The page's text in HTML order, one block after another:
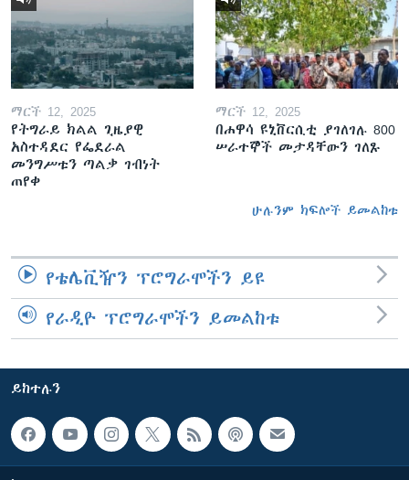
ማርች 12, 2025
የትግራይ ክልል ጊዜያዊ
አስተዳደር የፌደራል
መንግሥቱን ጣልቃ ገብነት
ጠየቀ
ማርች 12, 2025
በሐዋሳ ዩኒቨርሲቲ ያገለገሉ 800
ሠራተኞች መታዳቸውን ገለጹ
ሁሉንም ክፍሎች ይመልከቱ
የቴሌቪዥን ፕሮግራሞችን ይዩ
የራዲዮ ፕሮግራሞችን ይመልከቱ
ይከተሉን